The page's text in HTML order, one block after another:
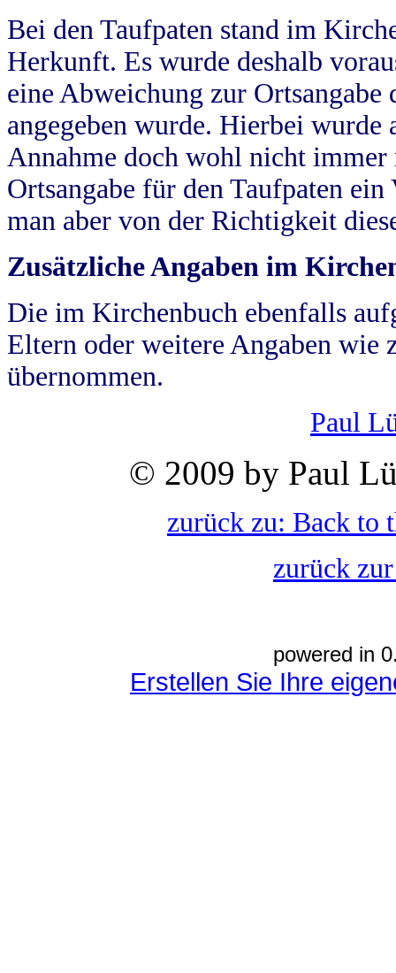
Bei den Taufpaten stand im
Herkunft. Es wurde deshalb
eine Abweichung zur
angegeben wurde. Hierbei wurde
Annahme doch wohl nicht
Ortsangabe für den Taufpaten
man aber von der Richtigkeit
Zusätzliche Angaben im
Die im Kirchenbuch ebenfalls
Eltern oder weitere Angaben wie
übernommen.
Paul
© 2009 by Paul
zurück zu: Back to
zurück
powered in
Erstellen Sie Ihre